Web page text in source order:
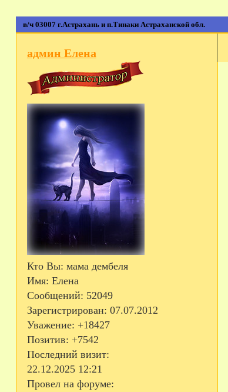
в/ч 03007 г.Астрахань и п.Тинаки Астраханской обл.
админ Елена
Кто Вы: мама дембеля
Имя: Елена
Сообщений: 52049
Зарегистрирован: 07.07.2012
Уважение: +18427
Позитив: +7542
Последний визит:
22.12.2025 12:21
Провел на форуме: